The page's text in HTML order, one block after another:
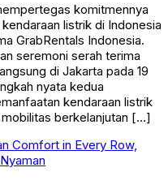
komitmennya
listrik di Indonesia
GrabRentals Indonesia.
seremoni serah terima
di Jakarta pada 19
nyata kedua
kendaraan listrik
berkelanjutan […]